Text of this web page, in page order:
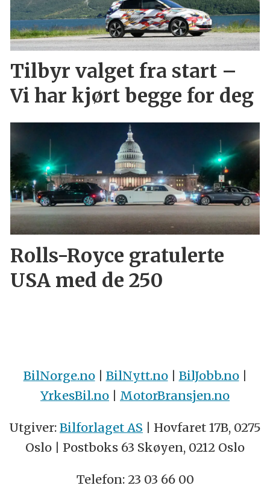
Tilbyr valget fra start –
Vi har kjørt begge for deg
Rolls-Royce gratulerte
USA med de 250
BilNorge.no| BilNytt.no| BilJobb.no|
YrkesBil.no | MotorBransjen.no
Utgiver: Bilforlaget AS | Hovfaret 17B, 0275
Oslo | Postboks 63 Skøyen, 0212 Oslo
Telefon: 23 03 66 00